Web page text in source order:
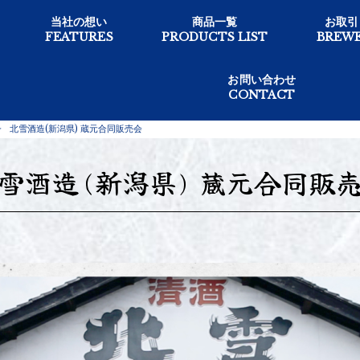
当社の想い
FEATURES
商品一覧
PRODUCTS LIST
お取
お問い合わせ
CONTACT
北雪酒造(新潟県) 蔵元合同販売会
酒造(新潟県) 蔵元合同販